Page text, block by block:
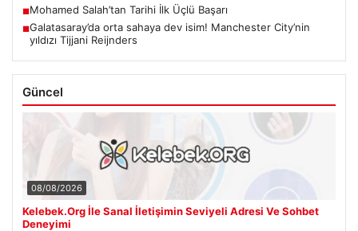
■Mohamed Salah’tan Tarihi İlk Üçlü Başarı
■Galatasaray’da orta sahaya dev isim! Manchester City’nin
yıldızı Tijjani Reijnders
Güncel
08/08/2026
Kelebek.Org İle Sanal İletişimin Seviyeli Adresi Ve Sohbet
Deneyimi